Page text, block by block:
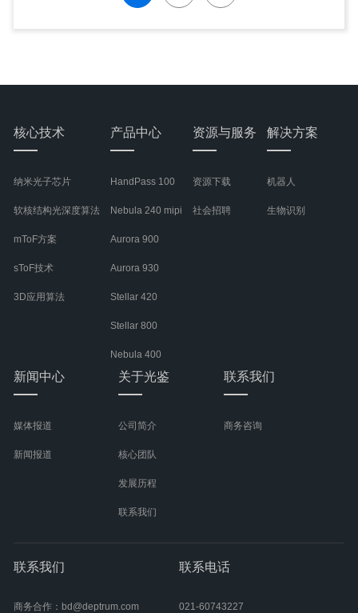
核心技术
纳米光子芯片
软核结构光深度算法
mToF方案
sToF技术
3D应用算法
产品中心
HandPass 100
Nebula 240 mipi
Aurora 900
Aurora 930
Stellar 420
Stellar 800
Nebula 400
资源与服务
资源下载
社会招聘
解决方案
机器人
生物识别
新闻中心
媒体报道
新闻报道
关于光鉴
公司简介
核心团队
发展历程
联系我们
联系我们
商务咨询
联系我们
商务合作：bd@deptrum.com
联系电话
021-60743227